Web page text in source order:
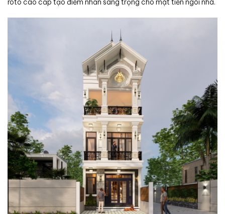
roto cao cấp tạo điểm nhấn sang trọng cho mặt tiền ngôi nhà.